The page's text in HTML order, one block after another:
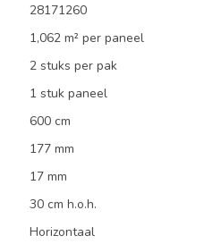
28171260
1,062 m² per paneel
2 stuks per pak
1 stuk paneel
600 cm
177 mm
17 mm
30 cm h.o.h.
Horizontaal